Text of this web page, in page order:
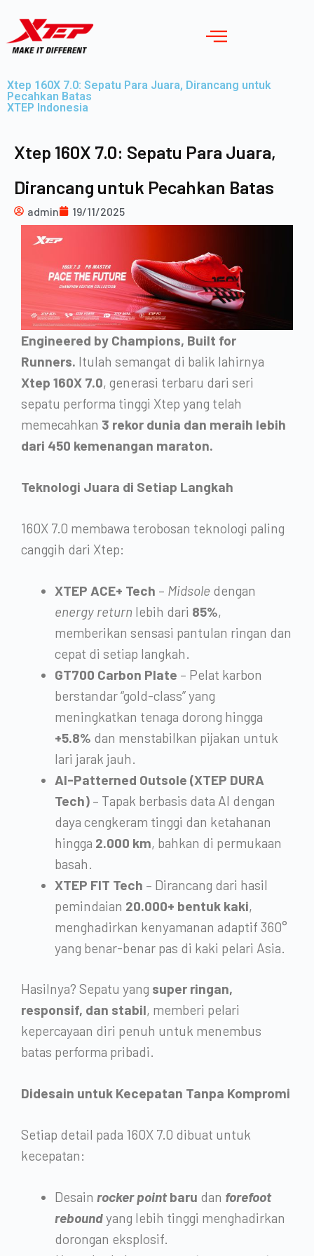
Xtep 160X 7.0: Sepatu Para Juara, Dirancang untuk
Pecahkan Batas
XTEP Indonesia
Xtep 160X 7.0: Sepatu Para Juara,
Dirancang untuk Pecahkan Batas
admin 19/11/2025
Engineered by Champions, Built for
Runners. Itulah semangat di balik lahirnya
Xtep 160X 7.0, generasi terbaru dari seri
sepatu performa tinggi Xtep yang telah
memecahkan 3 rekor dunia dan meraih lebih
dari 450 kemenangan maraton.
Teknologi Juara di Setiap Langkah
160X 7.0 membawa terobosan teknologi paling
canggih dari Xtep:
XTEP ACE+ Tech – Midsole dengan
energy return lebih dari 85%,
memberikan sensasi pantulan ringan dan
cepat di setiap langkah.
GT700 Carbon Plate – Pelat karbon
berstandar “gold-class” yang
meningkatkan tenaga dorong hingga
+5.8% dan menstabilkan pijakan untuk
lari jarak jauh.
AI-Patterned Outsole (XTEP DURA
Tech) – Tapak berbasis data AI dengan
daya cengkeram tinggi dan ketahanan
hingga 2.000 km, bahkan di permukaan
basah.
XTEP FIT Tech – Dirancang dari hasil
pemindaian 20.000+ bentuk kaki,
menghadirkan kenyamanan adaptif 360°
yang benar-benar pas di kaki pelari Asia.
Hasilnya? Sepatu yang super ringan,
responsif, dan stabil, memberi pelari
kepercayaan diri penuh untuk menembus
batas performa pribadi.
Didesain untuk Kecepatan Tanpa Kompromi
Setiap detail pada 160X 7.0 dibuat untuk
kecepatan:
Desain rocker pointbaru dan forefoot
reboundyang lebih tinggi menghadirkan
dorongan eksplosif.